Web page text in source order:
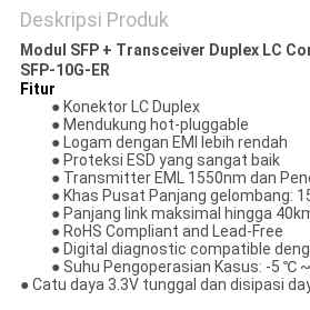
Deskripsi Produk
Modul SFP + Transceiver Duplex LC
SFP-10G-ER
Fitur
● Konektor LC Duplex
● Mendukung hot-pluggable
● Logam dengan EMI lebih rendah
● Proteksi ESD yang sangat baik
● Transmitter EML 1550nm dan
● Khas Pusat Panjang gelombang:
● Panjang link maksimal hingga
● RoHS Compliant and Lead-Free
● Digital diagnostic compatible
● Suhu Pengoperasian Kasus: -5 ℃
● Catu daya 3.3V tunggal dan disipasi